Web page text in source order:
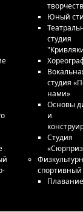
Юный
студия
студия
нами»
Основы
и
Студия
спортивный
Плавание